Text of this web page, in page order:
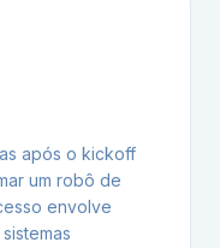
após o kickoff
um robô de
envolve